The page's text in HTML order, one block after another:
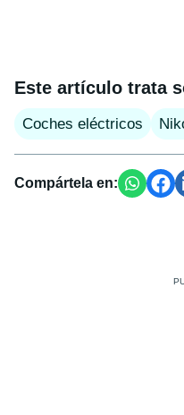
Este artículo trata
Coches eléctricos
Compártela en: